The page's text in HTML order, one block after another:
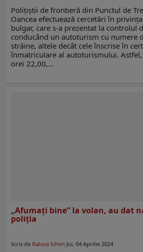
Polițiștii de frontieră din Punctul de
Oancea efectuează cercetări în
bulgar, care s-a prezentat la controlul
conducând un autoturism cu numere
străine, altele decât cele înscrise în
înmatriculare al autoturismului.
orei 22,00,…
„Afumați bine” la volan, au dat
poliția
Scris de Raluca Ichim Joi, 04 Aprilie 2024